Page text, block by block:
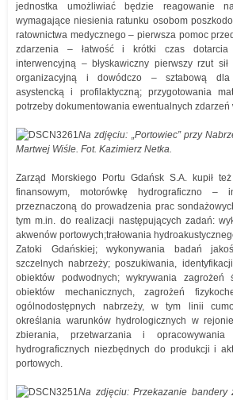
jednostka umożliwiać będzie reagowanie
wymagające niesienia ratunku osobom
ratownictwa medycznego – pierwsza pomoc
zdarzenia – łatwość i krótki czas
interwencyjną – błyskawiczny pierwszy rzut
organizacyjną i dowódczo – sztabową dla
asystencką i profilaktyczną; przygotowania
potrzeby dokumentowania ewentualnych zdarzeń
Na zdjęciu: „Portowiec” przy
Martwej Wiśle. Fot. Kazimierz Netka.
Zarząd Morskiego Portu Gdańsk S.A. kupił
finansowym, motorówkę hydrograficzno –
przeznaczoną do prowadzenia prac
tym m.in. do realizacji następujących zadań:
akwenów portowych;trałowania
Zatoki Gdańskiej; wykonywania badań
szczelnych nabrzeży; poszukiwania,
obiektów podwodnych; wykrywania zagrożeń
obiektów mechanicznych, zagrożeń
ogólnodostępnych nabrzeży, w tym linii
określania warunków hydrologicznych w
zbierania, przetwarzania i
hydrograficznych niezbędnych do produkcji i
portowych.
Na zdjęciu: Przekazanie bandery